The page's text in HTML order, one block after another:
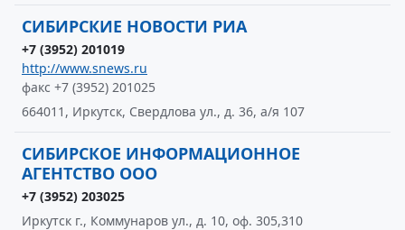
СИБИРСКИЕ НОВОСТИ РИА
+7 (3952) 201019
http://www.snews.ru
факс +7 (3952) 201025
664011, Иркутск, Свердлова ул., д. 36, а/я 107
СИБИРСКОЕ ИНФОРМАЦИОННОЕ
АГЕНТСТВО ООО
+7 (3952) 203025
Иркутск г., Коммунаров ул., д. 10, оф. 305,310